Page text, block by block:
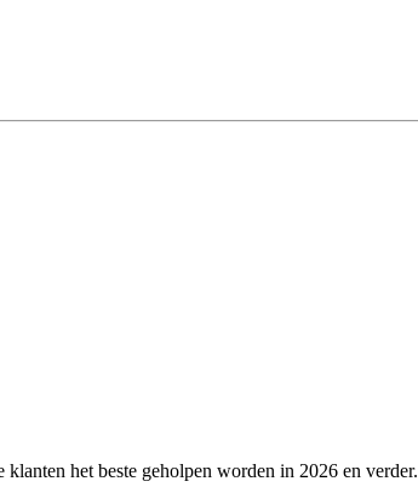
klanten het beste geholpen worden in 2026 en verder.